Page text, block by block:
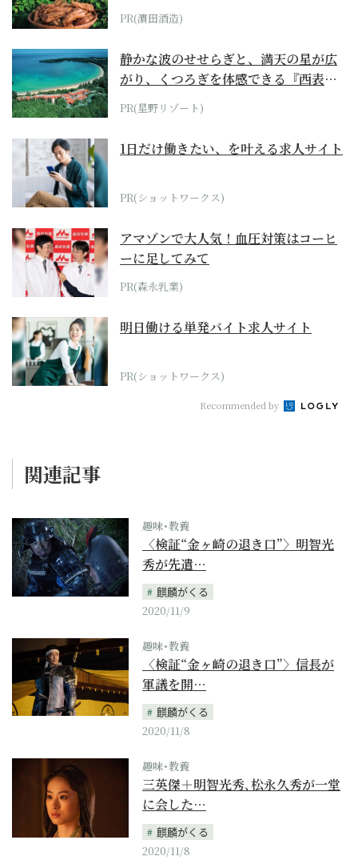
PR(濵田酒造)
静かな波のせせらぎと、満天の星が広
がり、くつろぎを体感できる『西表島
ホテル by...
PR(星野リゾート)
1日だけ働きたい、を叶える求人サイト
PR(ショットワークス)
アマゾンで大人気！血圧対策はコーヒ
ーに足してみて
PR(森永乳業)
明日働ける単発バイト求人サイト
PR(ショットワークス)
Recommended by
関連記事
趣味･教養
〈検証“金ヶ崎の退き口”〉明智光
秀が先遣…
麒麟がくる
2020/11/9
趣味･教養
〈検証“金ヶ崎の退き口”〉信長が
軍議を開…
麒麟がくる
2020/11/8
趣味･教養
三英傑＋明智光秀､松永久秀が一堂
に会した…
麒麟がくる
2020/11/8